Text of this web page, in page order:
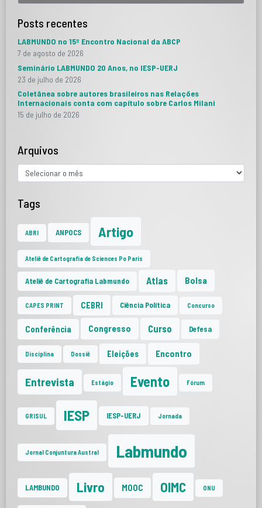
Posts recentes
LABMUNDO no 15º Encontro Nacional da ABCP
7 de agosto de 2026
Seminário LABMUNDO 20 Anos, no IESP-UERJ
23 de julho de 2026
Coletânea sobre autores brasileiros nas Relações
Internacionais conta com capítulo sobre Carlos Milani
15 de julho de 2026
Arquivos
Tags
ABRI ANPOCS Artigo
Ateliê de Cartografia de Sciences Po Paris
Ateliê de Cartografia Labmundo Atlas Bolsa
CAPES PRINT CEBRI Ciência Política Concurso
Conferência Congresso Curso Defesa
Disciplina Dossiê Eleições Encontro
Entrevista Estágio Evento Fórum
GRISUL IESP IESP-UERJ Jornada
Jornal Conjuntura Austral Labmundo
LAMBUNDO Livro MOOC OIMC ONU